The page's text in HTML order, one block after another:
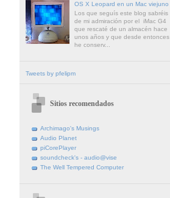
OS X Leopard en un Mac viejuno
Los que seguís este blog sabréis
de mi admiración por el iMac G4
que rescaté de un almacén hace
unos años y que desde entonces
he conserv...
Tweets by pfelipm
Sitios recomendados
Archimago's Musings
Audio Planet
piCorePlayer
soundcheck's - audio@vise
The Well Tempered Computer